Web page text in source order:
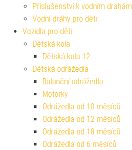
Příslušenství k vodním drahám
Vodní dráhy pro děti
Vozidla pro děti
Dětská kola
Dětská kola 12
Dětská odrážedla
Balanční odrážedla
Motorky
Odrážedla od 10 měsíců
Odrážedla od 12 měsíců
Odrážedla od 18 měsíců
Odrážedla od 6 měsíců